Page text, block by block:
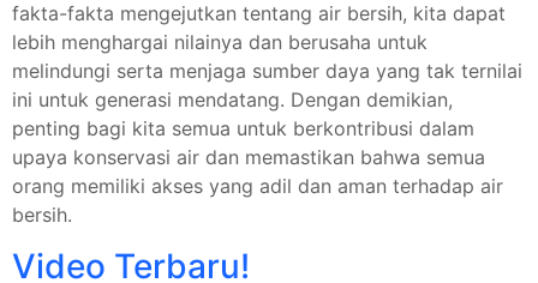
fakta-fakta mengejutkan tentang air bersih, kita dapat
lebih menghargai nilainya dan berusaha untuk
melindungi serta menjaga sumber daya yang tak ternilai
ini untuk generasi mendatang. Dengan demikian,
penting bagi kita semua untuk berkontribusi dalam
upaya konservasi air dan memastikan bahwa semua
orang memiliki akses yang adil dan aman terhadap air
bersih.
Video Terbaru!